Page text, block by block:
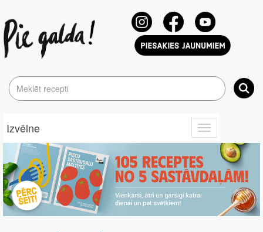
Toggle
navigation
Izvēlne